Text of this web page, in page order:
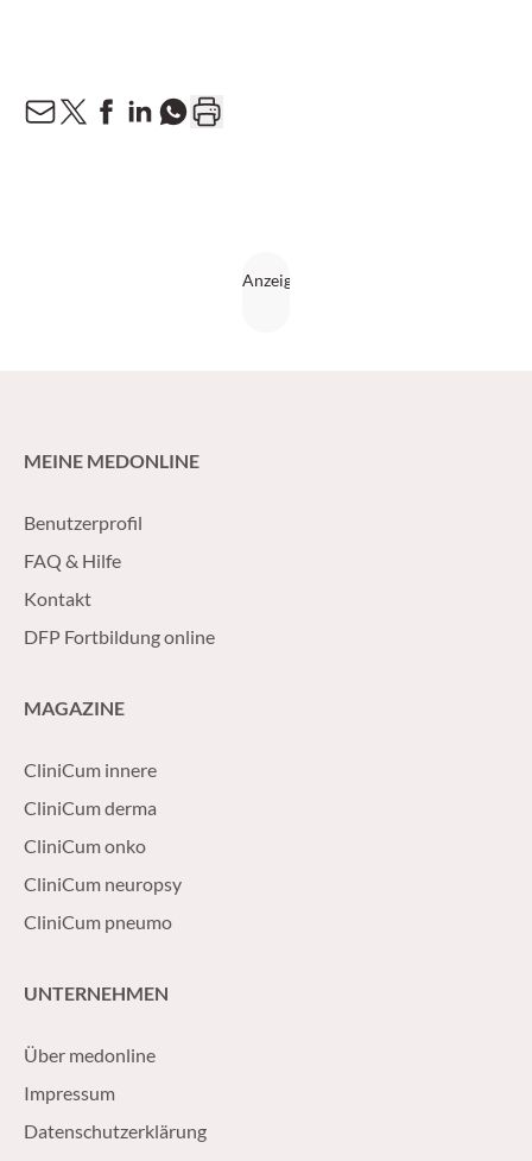
MEINE MEDONLINE
Benutzerprofil
FAQ & Hilfe
Kontakt
DFP Fortbildung online
MAGAZINE
CliniCum innere
CliniCum derma
CliniCum onko
CliniCum neuropsy
CliniCum pneumo
UNTERNEHMEN
Über medonline
Impressum
Datenschutzerklärung